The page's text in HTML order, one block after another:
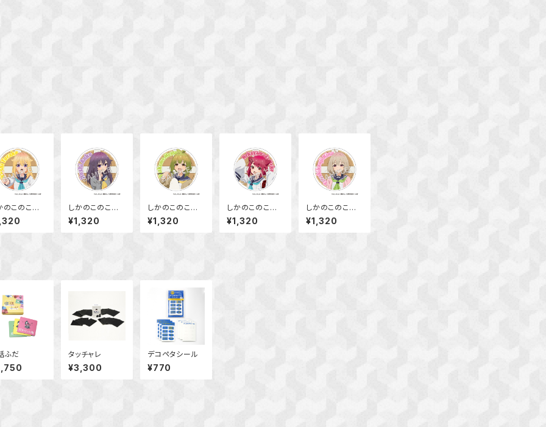
のこのこの
したんたん
リルコースタ
視 虎子
しかのこのこの
ここしたんたん
アクリルコースタ
ー 虎視 餡子
¥1,320
しかのこのこの
ここしたんたん
アクリルコースタ
ー 馬車芽 めめ
¥1,320
しかのこのこの
ここしたんたん
アクリルコースタ
ー 猫山田 根子
¥1,320
しかのこのこの
ここしたんたん
アクリルコースタ
ー 狸小路 絹
¥1,320
ふだ タッチャレ
¥3,300
デコペタシール
¥770